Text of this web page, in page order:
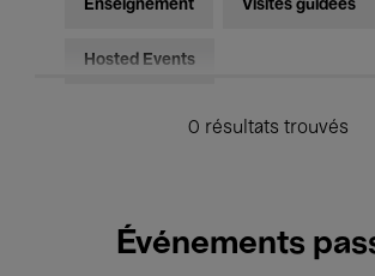
Enseignement Visites guidées
Hosted Events
0 résultats trouvés
Événements